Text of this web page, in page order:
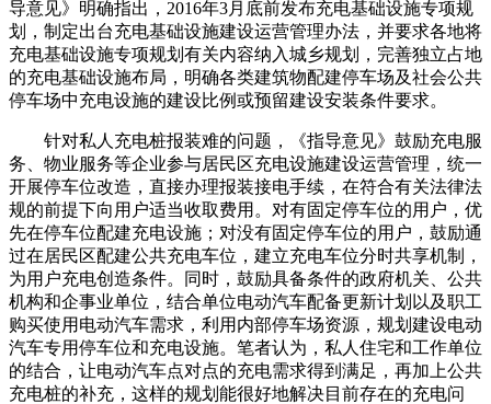
导意见》明确指出，2016年3月底前发布充电基础设施专项规
划，制定出台充电基础设施建设运营管理办法，并要求各地将
充电基础设施专项规划有关内容纳入城乡规划，完善独立占地
的充电基础设施布局，明确各类建筑物配建停车场及社会公共
停车场中充电设施的建设比例或预留建设安装条件要求。
针对私人充电桩报装难的问题，《指导意见》鼓励充电服
务、物业服务等企业参与居民区充电设施建设运营管理，统一
开展停车位改造，直接办理报装接电手续，在符合有关法律法
规的前提下向用户适当收取费用。对有固定停车位的用户，优
先在停车位配建充电设施；对没有固定停车位的用户，鼓励通
过在居民区配建公共充电车位，建立充电车位分时共享机制，
为用户充电创造条件。同时，鼓励具备条件的政府机关、公共
机构和企事业单位，结合单位电动汽车配备更新计划以及职工
购买使用电动汽车需求，利用内部停车场资源，规划建设电动
汽车专用停车位和充电设施。笔者认为，私人住宅和工作单位
的结合，让电动汽车点对点的充电需求得到满足，再加上公共
充电桩的补充，这样的规划能很好地解决目前存在的充电问